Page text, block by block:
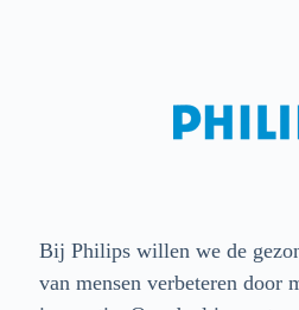
Bij Philips willen we de
van mensen verbeteren door